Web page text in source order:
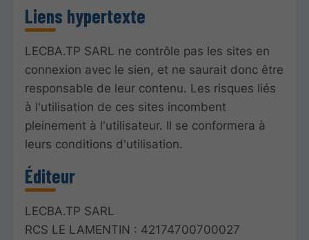
Liens hypertexte
LECBA.TP SARL ne contrôle pas les sites en
connexion avec le sien, et ne saurait donc être
responsable de leur contenu. Les risques liés
à l'utilisation de ces sites incombent
pleinement à l'utilisateur. Il se conformera à
leurs conditions d'utilisation.
Éditeur
LECBA.TP SARL
RCS LE LAMENTIN : 42174700700027